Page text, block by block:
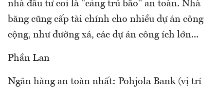
nhà đầu tư coi là "cảng trú bão" an toàn. Nhà
băng cũng cấp tài chính cho nhiều dự án công
cộng, như đường xá, các dự án công ích lớn...
Phần Lan
Ngân hàng an toàn nhất: Pohjola Bank (vị trí